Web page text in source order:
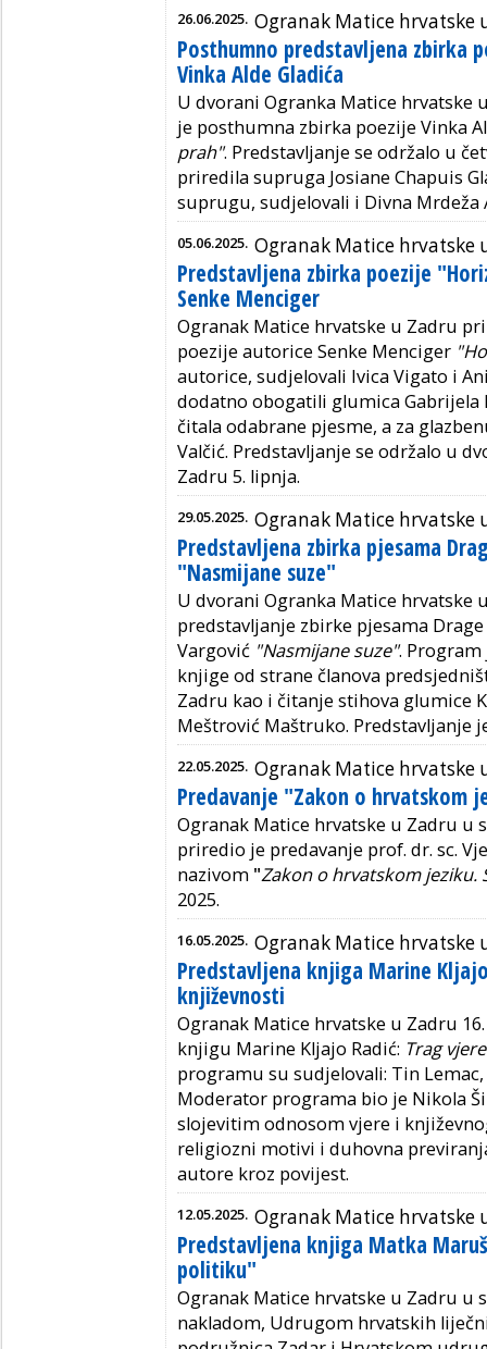
26.06.2025. Ogranak Matice hrvatske
Posthumno predstavljena zbirka
Vinka Alde Gladića
U dvorani Ogranka Matice hrvatske
je posthumna zbirka poezije Vinka
prah". Predstavljanje se održalo u
priredila supruga Josiane Chapuis
suprugu, sudjelovali i Divna Mrdeža
05.06.2025. Ogranak Matice hrvatske
Predstavljena zbirka poezije
Senke Menciger
Ogranak Matice hrvatske u Zadru
poezije autorice Senke Menciger
autorice, sudjelovali Ivica Vigato i
dodatno obogatili glumica
čitala odabrane pjesme, a za
Valčić. Predstavljanje se održalo u
Zadru 5. lipnja.
29.05.2025. Ogranak Matice hrvatske
Predstavljena zbirka pjesama
"Nasmijane suze"
U dvorani Ogranka Matice hrvatske
predstavljanje zbirke pjesama
Vargović "Nasmijane suze".
knjige od strane članova
Zadru kao i čitanje stihova glumice
Meštrović Maštruko. Predstavljanje
22.05.2025. Ogranak Matice hrvatske
Predavanje "Zakon o hrvatskom
Ogranak Matice hrvatske u Zadru u
priredio je predavanje prof. dr. sc.
nazivom "Zakon o hrvatskom jeziku.
2025.
16.05.2025. Ogranak Matice hrvatske
Predstavljena knjiga Marine
književnosti
Ogranak Matice hrvatske u Zadru
knjigu Marine Kljajo Radić: Trag
programu su sudjelovali: Tin
Moderator programa bio je Nikola
slojevitim odnosom vjere i
religiozni motivi i duhovna
autore kroz povijest.
12.05.2025. Ogranak Matice hrvatske
Predstavljena knjiga Matka
politiku"
Ogranak Matice hrvatske u Zadru u
nakladom, Udrugom hrvatskih